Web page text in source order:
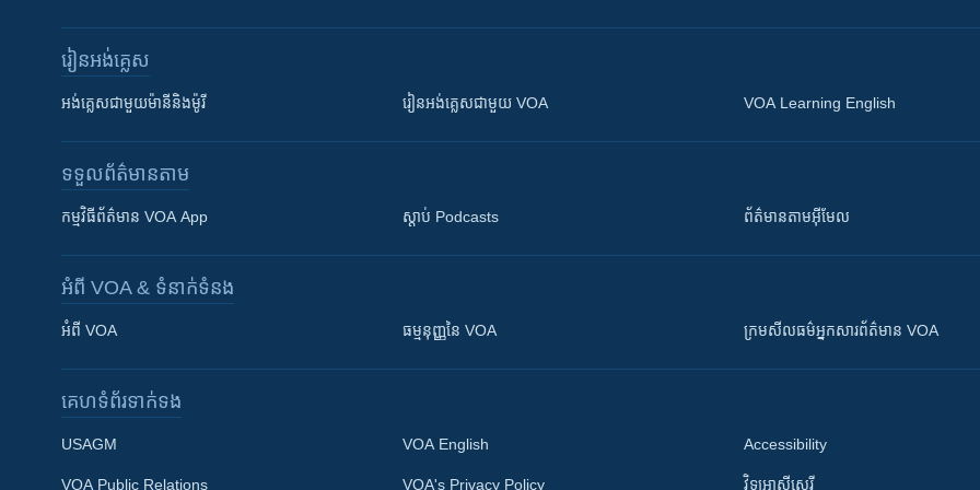
រៀន​​អង់គ្លេស
អង់គ្លេស​ជាមួយ​ម៉ានី​និង​ម៉ូរី រៀន​​​​​​អង់គ្លេស​​ជាមួយ VOA VOA Learning English
ទទួល​ព័ត៌មាន​តាម
កម្មវិធី​ព័ត៌មាន VOA App ស្តាប់ Podcasts ព័ត៌មាន​តាម​អ៊ីមែល
អំពី​ VOA & ទំនាក់ទំនង
អំពី​ VOA ធម្មនុញ្ញ​នៃ VOA ក្រម​​​សីលធម៌​​​អ្នក​​​សារព័ត៌មាន VOA
គេហទំព័រ​​ទាក់ទង
USAGM
VOA Public Relations
VOA English
VOA's Privacy Policy
Accessibility
វិទ្យុ​អាស៊ី​សេរី